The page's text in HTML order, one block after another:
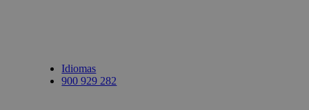
Idiomas
900 929 282